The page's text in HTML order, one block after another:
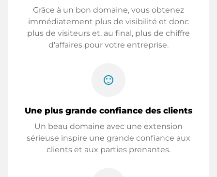
Grâce à un bon domaine, vous obtenez
immédiatement plus de visibilité et donc
plus de visiteurs et, au final, plus de chiffre
d'affaires pour votre entreprise.
sentiment_satisfied
Une plus grande confiance des clients
Un beau domaine avec une extension
sérieuse inspire une grande confiance aux
clients et aux parties prenantes.